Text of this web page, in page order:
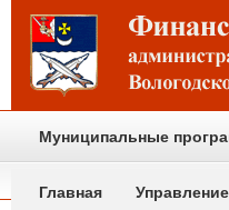
Муниципальные
Главная Управление